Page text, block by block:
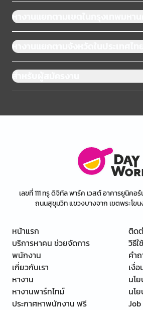
หางานแยกตามเขตในกรุงเทพมหานค
หางานแยกตามจังหวัดในประเทศไทย
สำหรับผู้สมัครงาน
เลขที่ 111 ทรู ดิจิทัล พาร์ค เวสต์ อาคารยูนิคอ
ถนนสุขุมวิท แขวงบางจาก เขตพระโข
หน้าแรก
บริการหาคน ช่วยจัดการ
พนักงาน
เกี่ยวกับเรา
หางาน
หางานพาร์ทไทม์
ประกาศหาพนักงาน ฟรี
ติด
วิธีใ
คำ
เงื่
นโ
นโ